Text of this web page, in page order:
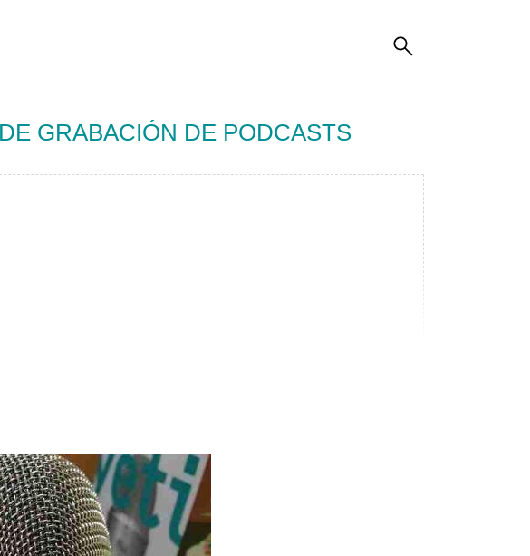
GRABACIÓN DE PODCASTS